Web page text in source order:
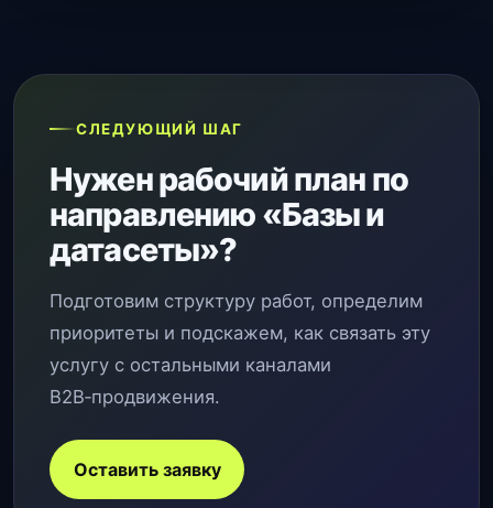
СЛЕДУЮЩИЙ ШАГ
Нужен рабочий план по
направлению «Базы и
датасеты»?
Подготовим структуру работ, определим
приоритеты и подскажем, как связать эту
услугу с остальными каналами
B2B‑продвижения.
Оставить заявку